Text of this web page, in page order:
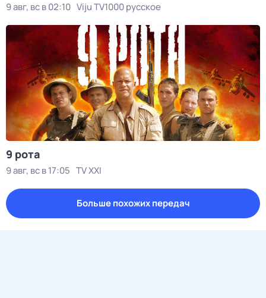
9 авг, вс в 02:10 Viju TV1000 русское
9 рота
9 авг, вс в 17:05 TV XXI
Больше похожих передач